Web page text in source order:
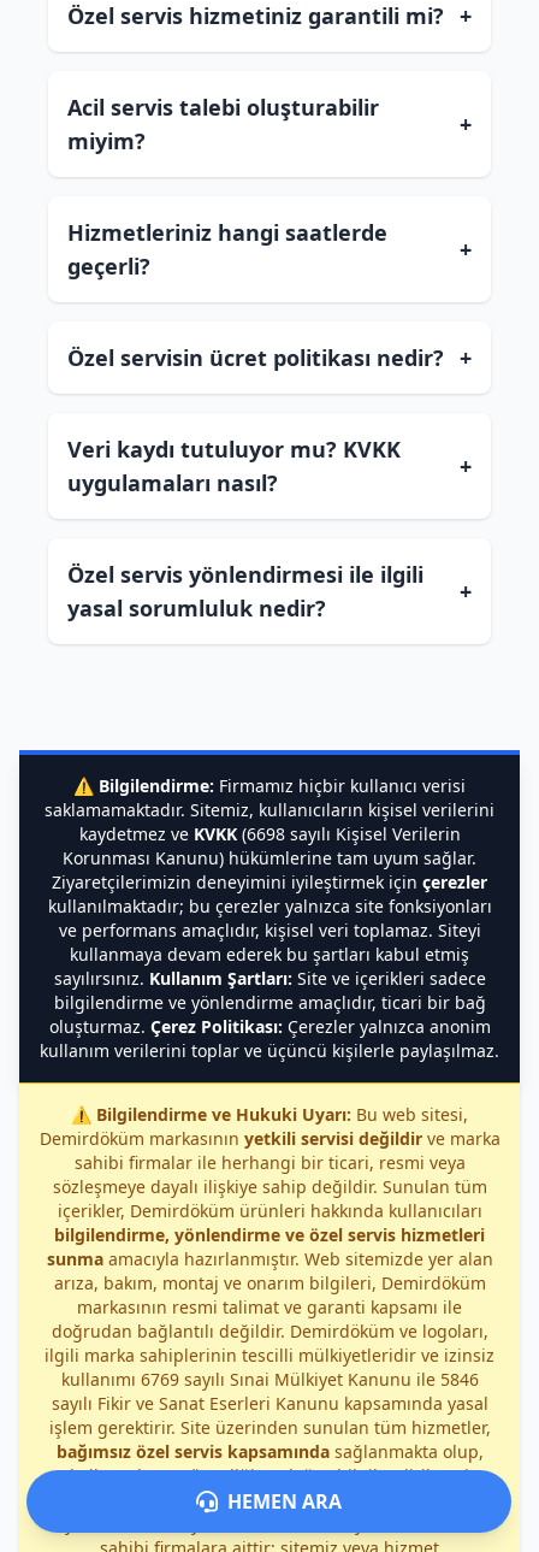
Özel servis hizmetiniz garantili mi? +
Acil servis talebi oluşturabilir
miyim?
+
Hizmetleriniz hangi saatlerde
geçerli?
+
Özel servisin ücret politikası nedir? +
Veri kaydı tutuluyor mu? KVKK
uygulamaları nasıl?
+
Özel servis yönlendirmesi ile ilgili
yasal sorumluluk nedir?
+
⚠️ Bilgilendirme: Firmamız hiçbir kullanıcı verisi
saklamamaktadır. Sitemiz, kullanıcıların kişisel verilerini
kaydetmez ve KVKK(6698 sayılı Kişisel Verilerin
Korunması Kanunu) hükümlerine tam uyum sağlar.
Ziyaretçilerimizin deneyimini iyileştirmek için çerezler
kullanılmaktadır; bu çerezler yalnızca site fonksiyonları
ve performans amaçlıdır, kişisel veri toplamaz. Siteyi
kullanmaya devam ederek bu şartları kabul etmiş
sayılırsınız. Kullanım Şartları: Site ve içerikleri sadece
bilgilendirme ve yönlendirme amaçlıdır, ticari bir bağ
oluşturmaz. Çerez Politikası: Çerezler yalnızca anonim
kullanım verilerini toplar ve üçüncü kişilerle paylaşılmaz.
⚠️ Bilgilendirme ve Hukuki Uyarı: Bu web sitesi,
Demirdöküm markasının yetkili servisi değildirve marka
sahibi firmalar ile herhangi bir ticari, resmi veya
sözleşmeye dayalı ilişkiye sahip değildir. Sunulan tüm
içerikler, Demirdöküm ürünleri hakkında kullanıcıları
bilgilendirme, yönlendirme ve özel servis hizmetleri
sunmaamacıyla hazırlanmıştır. Web sitemizde yer alan
arıza, bakım, montaj ve onarım bilgileri, Demirdöküm
markasının resmi talimat ve garanti kapsamı ile
doğrudan bağlantılı değildir. Demirdöküm ve logoları,
ilgili marka sahiplerinin tescilli mülkiyetleridir ve izinsiz
kullanımı 6769 sayılı Sınai Mülkiyet Kanunu ile 5846
sayılı Fikir ve Sanat Eserleri Kanunu kapsamında yasal
işlem gerektirir. Site üzerinden sunulan tüm hizmetler,
bağımsız özel servis kapsamındasağlanmakta olup,
kullanıcıların güvenliği ve doğru bilgilendirilmesi
öncelikli amaçtır. Demirdöküm markası ile ilgili garanti,
HEMEN ARA